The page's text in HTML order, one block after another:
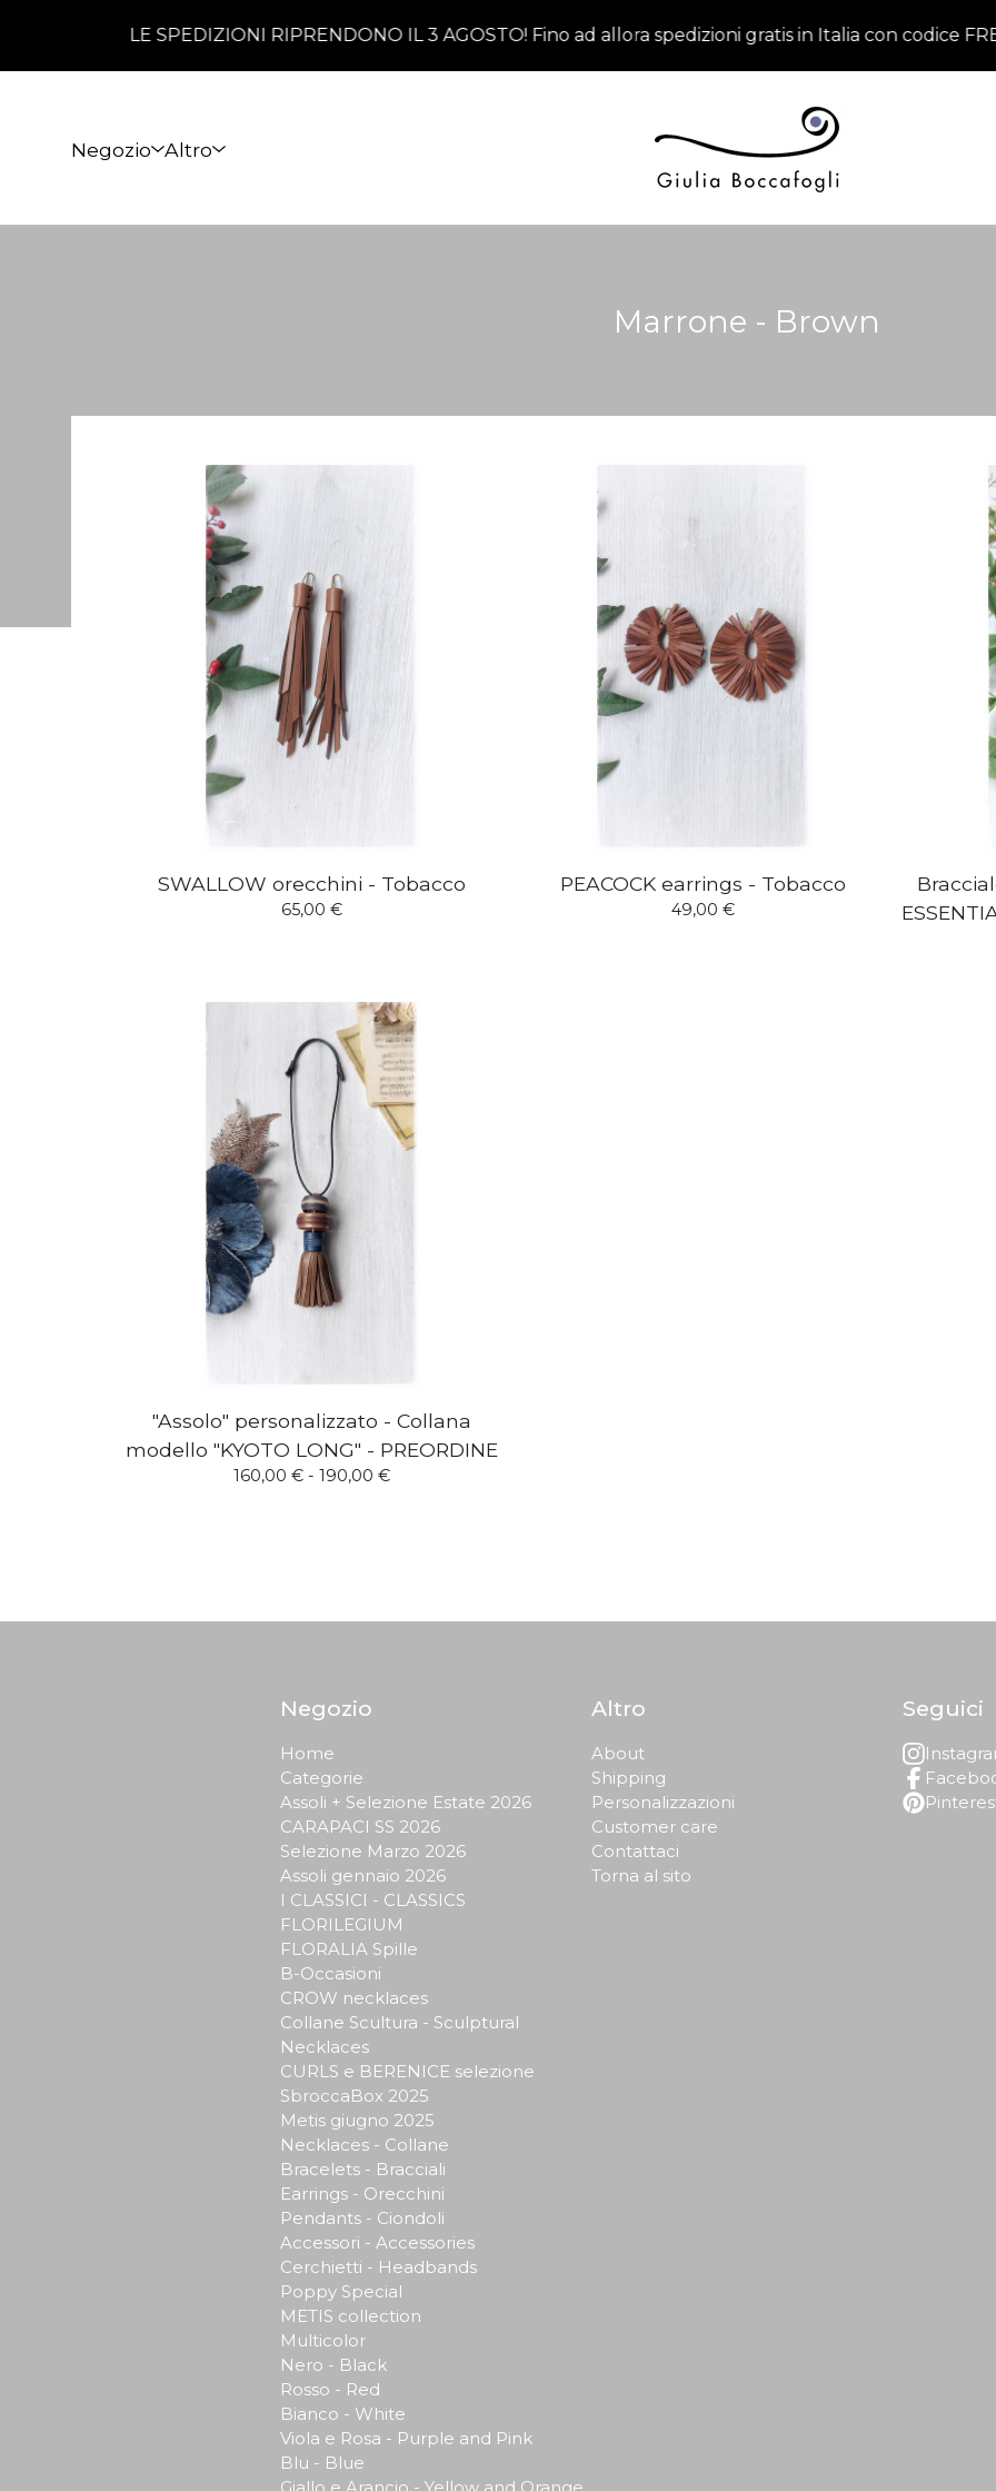
LE SPEDIZIONI RIPRENDONO IL 3 AGOSTO! Fino ad allora spedizioni gratis in Italia con codice
Negozio Altro
Marrone - Brown
SWALLOW orecchini - Tobacco
65,00 €
PEACOCK earrings - Tobacco
49,00 €
"Assolo" personalizzato - Collana
modello "KYOTO LONG" - PREORDINE
160,00 €- 190,00 €
Negozio
Home
Categorie
Assoli + Selezione Estate 2026
CARAPACI SS 2026
Selezione Marzo 2026
Assoli gennaio 2026
I CLASSICI - CLASSICS
FLORILEGIUM
FLORALIA Spille
B-Occasioni
CROW necklaces
Collane Scultura - Sculptural
Necklaces
CURLS e BERENICE selezione
SbroccaBox 2025
Metis giugno 2025
Necklaces - Collane
Bracelets - Bracciali
Earrings - Orecchini
Pendants - Ciondoli
Accessori - Accessories
Cerchietti - Headbands
Poppy Special
METIS collection
Multicolor
Nero - Black
Rosso - Red
Bianco - White
Viola e Rosa - Purple and Pink
Blu - Blue
Altro
About
Shipping
Personalizzazioni
Customer care
Contattaci
Torna al sito
Seguici